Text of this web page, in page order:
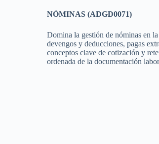
NÓMINAS (ADGD0071)
Domina la gestión de nóminas en
devengos y deducciones, pagas
conceptos clave de cotización y
ordenada de la documentación